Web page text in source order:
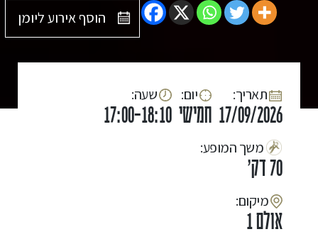
הוסף אירוע ליומן
:תאריך
17/09/2026
:יום
חמישי
:שעה
17:00-18:10
:משך המופע
70 דק'
:מיקום
אולם 1